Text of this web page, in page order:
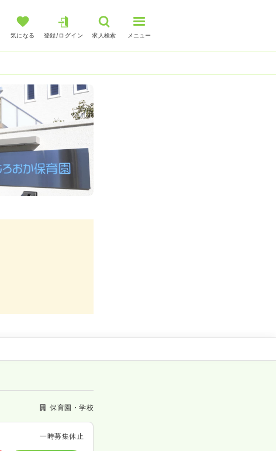
気になる 登録/ログイン 求人検索 メニュー
保育園・学校
一時募集休止